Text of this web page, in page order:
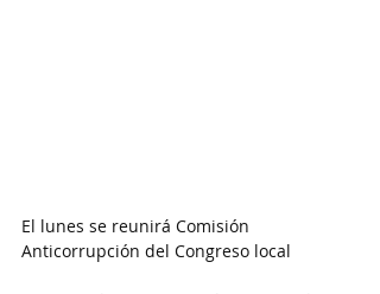
El lunes se reunirá Comisión
Anticorrupción del Congreso local